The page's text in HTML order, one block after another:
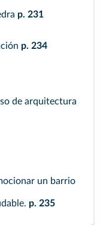
p. 231
p. 234
de arquitectura
un barrio
p. 235